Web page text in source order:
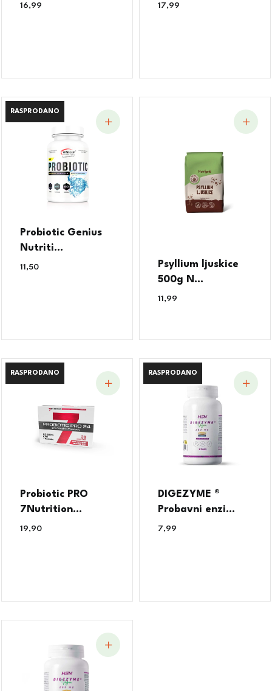
16,99 17,99
RASPRODANO
RASPRODANO
Probiotic Genius
Nutriti...
11,50
Psyllium ljuskice
500g N...
11,99
RASPRODANO
RASPRODANO
Probiotic PRO
7Nutrition...
19,90
RASPRODANO
RASPRODANO
DIGEZYME ®
Probavni enzi...
7,99